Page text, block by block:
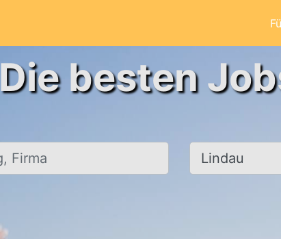
Die besten
Ort, Stadt